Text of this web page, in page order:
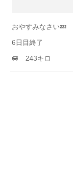
おやすみなさい💤
6日目終了
🚐 243キロ